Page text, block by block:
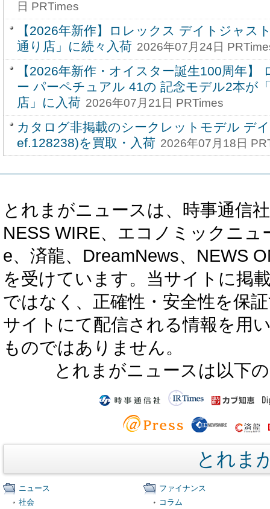
日 PRTimes
【2026年新作】ロレックス デイトジャス
通り店」に続々入荷 2026年07月24日
【2026年新作・オイスター誕生100周年】
ー パーペチュアル 41の 記念モデル2本が
店」に入荷 2026年07月21日 PRTimes
カタログ非掲載のシークレットモデル デ
ef.128238)を買取・入荷 2026年07月18日
とれまがニュースは、時事通信
NESS WIRE、エコノミックニ
e、済龍、DreamNews、NEWS
を受けています。当サイトに掲
ではなく、正確性・安全性を保
サイトにて配信される情報を用
ものではありません。
とれまがニュースは以下
とれま
ニュース
社会
ファイナンス
コラム